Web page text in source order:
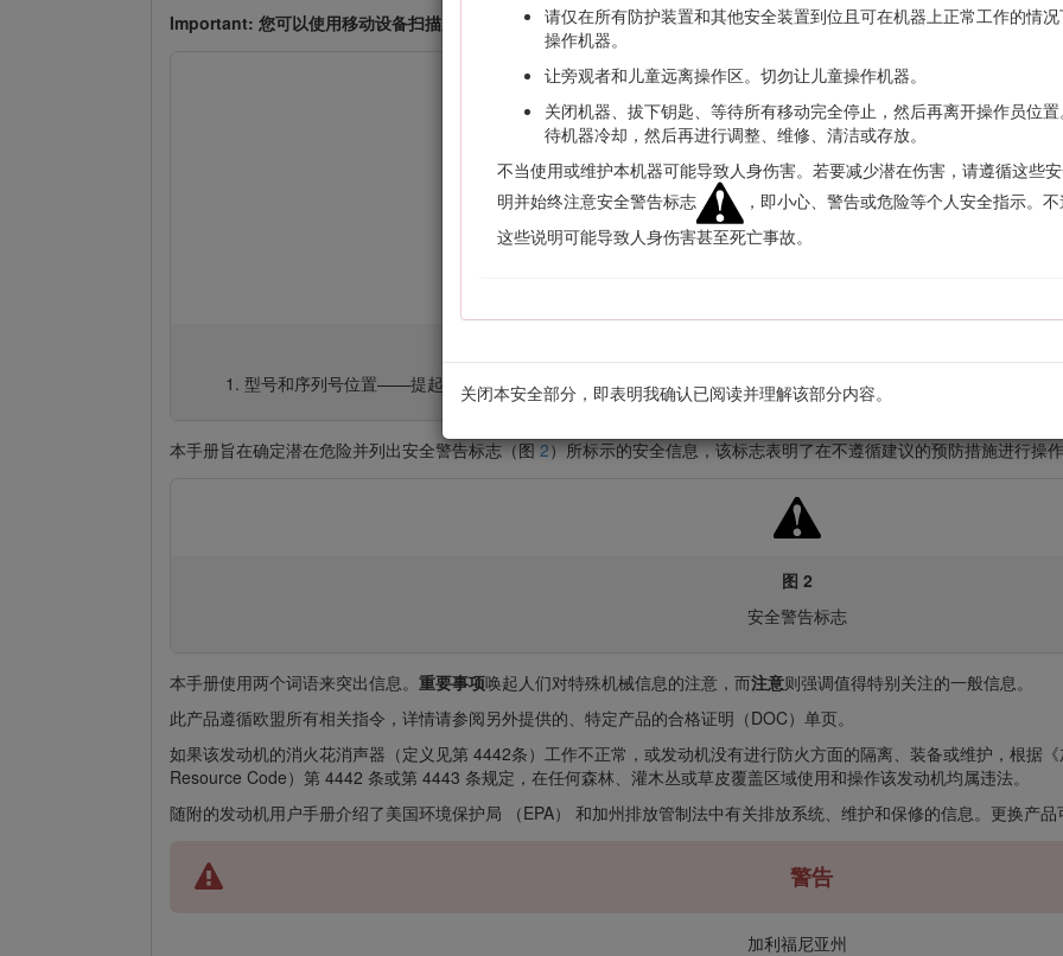
请仅在所有防护装置和其他安全装置到位且可在机器上正常工作的情
操作机器。
让旁观者和儿童远离操作区。切勿让儿童操作机器。
关闭机器、拔下钥匙、等待所有移动完全停止，然后再离开操作员位
待机器冷却，然后再进行调整、维修、清洁或存放。
不当使用或维护本机器可能导致人身伤害。若要减少潜在伤害，请遵循这些
明并始终注意安全警告标志
，即小心、警告或危险等个人安全指示。
这些说明可能导致人身伤害甚至死亡事故。
关闭本安全部分，即表明我确认已阅读并理解该部分内容。
Important: 您可以使用移动设备扫描序列号标贴上的二维码（如配备），以查阅保修、零售及其他产品信息。
型号和序列号位置——提起座椅并找到序列号牌。
本手册旨在确定潜在危险并列出安全警告标志（图2）所标示的安全信息，该标志表明了在不遵循建议的预防措施进行操
图 2
安全警告标志
本手册使用两个词语来突出信息。 重要事项唤起人们对特殊机械信息的注意，而注意则强调值得特别关注的一般信息。
此产品遵循欧盟所有相关指令，详情请参阅另外提供的、特定产品的合格证明（DOC）单页。
如果该发动机的消火花消声器（定义见第 4442条）工作不正常，或发动机没有进行防火方面的隔离、装备或维护，根据
Resource Code）第 4442 条或第 4443 条规定，在任何森林、灌木丛或草皮覆盖区域使用和操作该发动机均属违法。
随附的发动机用户手册介绍了美国环境保护局 （EPA） 和加州排放管制法中有关排放系统、维护和保修的信息。更换产品
警告
加利福尼亚州